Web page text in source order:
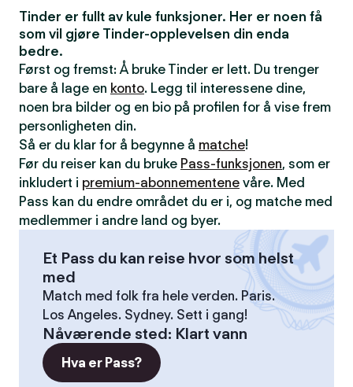
Tinder er fullt av kule funksjoner. Her er noen få
som vil gjøre Tinder-opplevelsen din enda
bedre.
Først og fremst: Å bruke Tinder er lett. Du trenger
bare å lage en konto. Legg til interessene dine,
noen bra bilder og en bio på profilen for å vise frem
personligheten din.
Så er du klar for å begynne å matche!
Før du reiser kan du bruke Pass-funksjonen, som er
inkludert i premium-abonnementene våre. Med
Pass kan du endre området du er i, og matche med
medlemmer i andre land og byer.
Et Pass du kan reise hvor som helst
med
Match med folk fra hele verden. Paris.
Los Angeles. Sydney. Sett i gang!
Nåværende sted: Klart vann
Hva er Pass?